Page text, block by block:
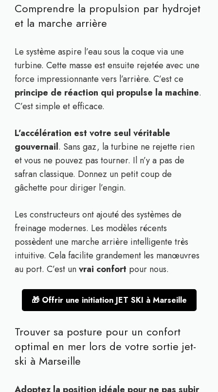
Comprendre la propulsion par hydrojet
et la marche arrière
Le système aspire l’eau sous la coque via une
turbine. Cette masse est ensuite rejetée avec une
force impressionnante vers l’arrière. C’est ce
principe de réaction qui propulse la machine.
C’est simple et efficace.
L’accélération est votre seul véritable
gouvernail. Sans gaz, la turbine ne rejette rien
et vous ne pouvez pas tourner. Il n’y a pas de
safran classique. Donnez un petit coup de
gâchette pour diriger l’engin.
Les constructeurs ont ajouté des systèmes de
freinage modernes. Les modèles récents
possèdent une marche arrière intelligente très
intuitive. Cela facilite grandement les manœuvres
au port. C’est unvrai confort pour nous.
🎁 Offrir une initiation JET SKI à Marseille
Trouver sa posture pour un confort
optimal en mer lors de votre sortie jet-
ski à Marseille